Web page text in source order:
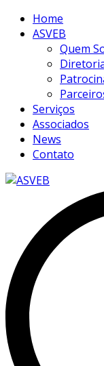
Home
ASVEB
Quem
Serviços
Associados
News
Contato